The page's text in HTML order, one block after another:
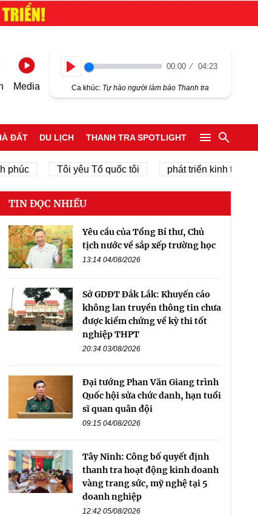
Media
00:00 04:23
Ca khúc: Tự hào người làm báo Thanh tra
ĐẤT DU LỊCH THANH TRA SPOTLIGHT
Tôi yêu Tổ quốc tôi phát triển kinh tế tư nhân
TIN ĐỌC NHIỀU
Yêu cầu của Tổng Bí thư, Chủ
tịch nước về sắp xếp trường học
13:14 04/08/2026
Sở GDĐT Đắk Lắk: Khuyến cáo
không lan truyền thông tin chưa
được kiểm chứng về kỳ thi tốt
nghiệp THPT
20:34 03/08/2026
Đại tướng Phan Văn Giang trình
Quốc hội sửa chức danh, hạn tuổi
sĩ quan quân đội
09:15 04/08/2026
Tây Ninh: Công bố quyết định
thanh tra hoạt động kinh doanh
vàng trang sức, mỹ nghệ tại 5
doanh nghiệp
12:42 05/08/2026